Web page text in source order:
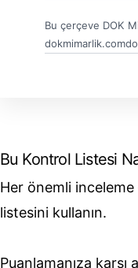
Bu çerçeve DOK
dokmimarlik.com
Bu Kontrol Listesi
Her önemli
listesini kullanın.
Puanlamanıza karşı